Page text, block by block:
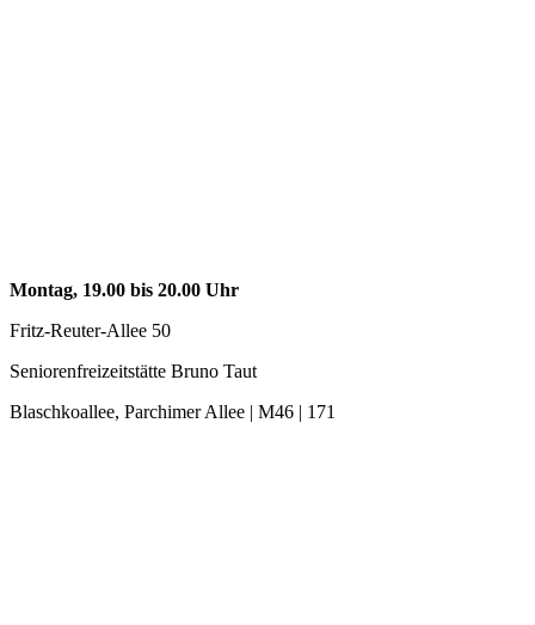
Montag, 19.00 bis 20.00 Uhr
Fritz-Reuter-Allee 50
Seniorenfreizeitstätte Bruno Taut
Blaschkoallee, Parchimer Allee | M46 | 171